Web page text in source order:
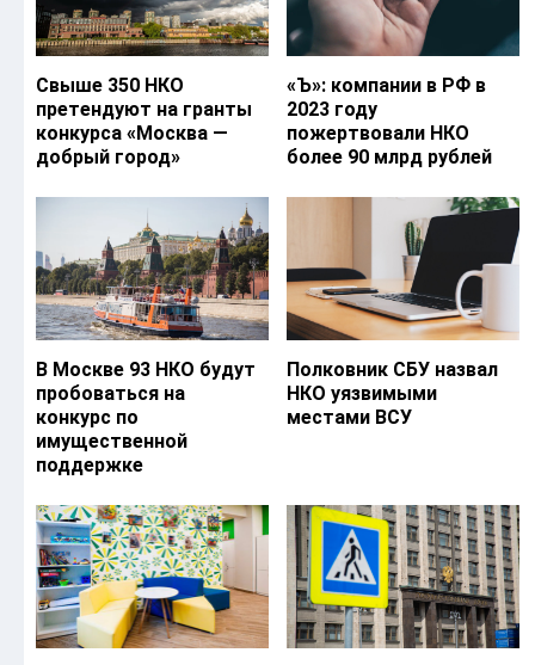
Свыше 350 НКО
претендуют на гранты
конкурса «Москва —
добрый город»
«Ъ‎»: компании в РФ в
2023 году
пожертвовали НКО
более 90 млрд рублей
В Москве 93 НКО будут
пробоваться на
конкурс по
имущественной
поддержке
Полковник СБУ назвал
НКО уязвимыми
местами ВСУ